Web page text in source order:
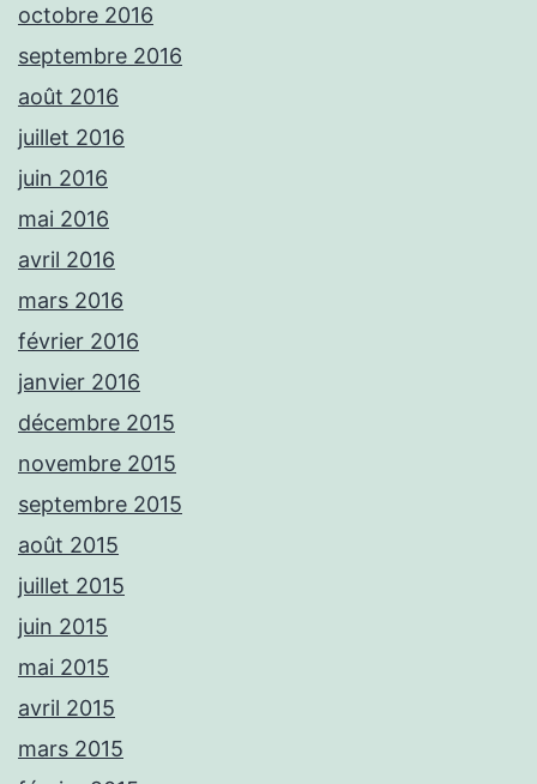
octobre 2016
septembre 2016
août 2016
juillet 2016
juin 2016
mai 2016
avril 2016
mars 2016
février 2016
janvier 2016
décembre 2015
novembre 2015
septembre 2015
août 2015
juillet 2015
juin 2015
mai 2015
avril 2015
mars 2015